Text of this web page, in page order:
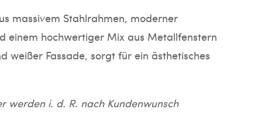
massivem Stahlrahmen, moderner
einem hochwertiger Mix aus Metallfenstern
weißer Fassade, sorgt für ein ästhetisches
werden i. d. R. nach Kundenwunsch